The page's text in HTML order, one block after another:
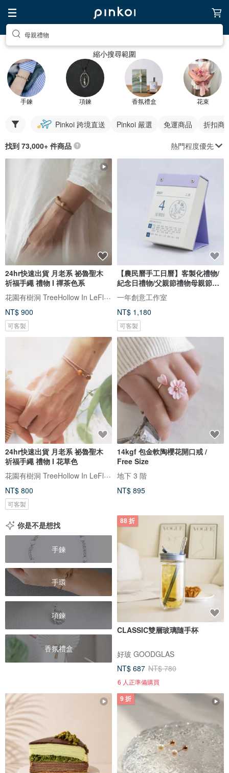
母親禮物
縮小搜尋範圍
手鍊 項鍊 香氛禮盒 花束
Pinkoi 跨境直送 Pinkoi 嚴選 免運商品 折扣商
找到 73,000+ 件商品 熱門程度優先
24hr快速出貨 月老系 祕魯聖木
祈福手繩 禮物 I 禪茶色系
花園有樹洞 TreeHollow In LeFlowers
NT$ 900
可客製
【農民曆手工日曆】客製化禮物/
紀念日禮物/父親節禮物母親節禮
一年創意工作室
NT$ 1,180
可客製
24hr快速出貨 月老系 祕魯聖木
祈福手繩 禮物 I 花草色
花園有樹洞 TreeHollow In LeFlowers
NT$ 800
可客製
14kgf 包金軟陶櫻花開口戒 /
Free Size
地下 3 階
NT$ 895
你是不是想找
手鍊
手環
項鍊
香氛禮盒
88 折
CLASSIC雙層玻璃隨手杯
好玻 GOODGLAS
NT$ 687 NT$ 780
6 人正準備購買
9 折